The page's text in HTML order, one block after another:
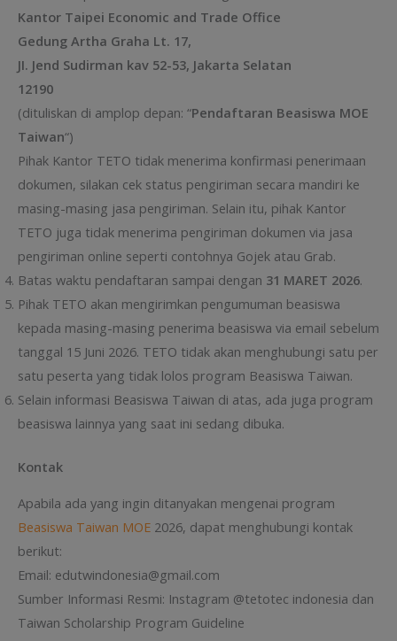
Kantor Taipei Economic and Trade Office
Gedung Artha Graha Lt. 17,
JI. Jend Sudirman kav 52-53, Jakarta Selatan
12190
(dituliskan di amplop depan: “Pendaftaran Beasiswa MOE
Taiwan“)
Pihak Kantor TETO tidak menerima konfirmasi penerimaan
dokumen, silakan cek status pengiriman secara mandiri ke
masing-masing jasa pengiriman. Selain itu, pihak Kantor
TETO juga tidak menerima pengiriman dokumen via jasa
pengiriman online seperti contohnya Gojek atau Grab.
Batas waktu pendaftaran sampai dengan 31 MARET 2026.
Pihak TETO akan mengirimkan pengumuman beasiswa
kepada masing-masing penerima beasiswa via email sebelum
tanggal 15 Juni 2026. TETO tidak akan menghubungi satu per
satu peserta yang tidak lolos program Beasiswa Taiwan.
Selain informasi Beasiswa Taiwan di atas, ada juga program
beasiswa lainnya yang saat ini sedang dibuka.
Kontak
Apabila ada yang ingin ditanyakan mengenai program
Beasiswa Taiwan MOE 2026, dapat menghubungi kontak
berikut:
Email: edutwindonesia@gmail.com
Sumber Informasi Resmi: Instagram @tetotec indonesia dan
Taiwan Scholarship Program Guideline